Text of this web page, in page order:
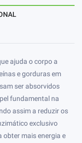
ajuda o corpo a
e gorduras em
ser absorvidos
fundamental na
assim a reduzir os
exclusivo
obter mais energia e